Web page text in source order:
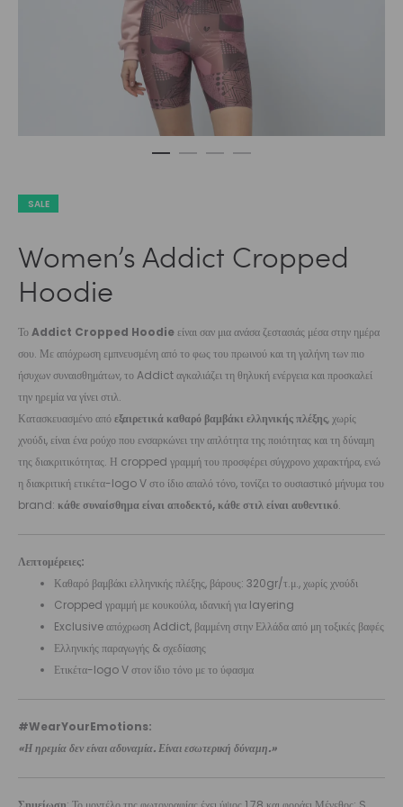
SALE
Women’s Addict Cropped
Hoodie
ΤοAddict Cropped Hoodieείναι σαν μια ανάσα ζεστασιάς μέσα στην ημέρα
σου. Με απόχρωση εμπνευσμένη από το φως του πρωινού και τη γαλήνη των πιο
ήσυχων συναισθημάτων, το Addict αγκαλιάζει τη θηλυκή ενέργεια και προσκαλεί
την ηρεμία να γίνει στιλ.
Κατασκευασμένο απόεξαιρετικά καθαρό βαμβάκι ελληνικής πλέξης, χωρίς
χνούδι, είναι ένα ρούχο που ενσαρκώνει την απλότητα της ποιότητας και τη δύναμη
της διακριτικότητας. Η cropped γραμμή του προσφέρει σύγχρονο χαρακτήρα, ενώ
η διακριτική ετικέτα-logo V στο ίδιο απαλό τόνο, τονίζει το ουσιαστικό μήνυμα του
brand: κάθε συναίσθημα είναι αποδεκτό, κάθε στιλ είναι αυθεντικό.
Λεπτομέρειες:
Καθαρό βαμβάκι ελληνικής πλέξης, βάρους: 320gr/τ.μ., χωρίς χνούδι
Cropped γραμμή με κουκούλα, ιδανική για layering
Exclusive απόχρωση Addict, βαμμένη στην Ελλάδα από μη τοξικές βαφές
Ελληνικής παραγωγής & σχεδίασης
Ετικέτα-logo V στον ίδιο τόνο με το ύφασμα
#WearYourEmotions:
«Η ηρεμία δεν είναι αδυναμία. Είναι εσωτερική δύναμη.»